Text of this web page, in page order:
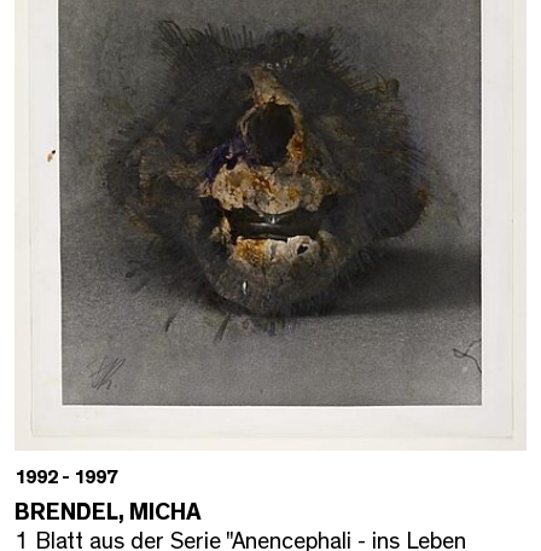
1992 - 1997
BRENDEL, MICHA
1 Blatt aus der Serie "Anencephali - ins Leben